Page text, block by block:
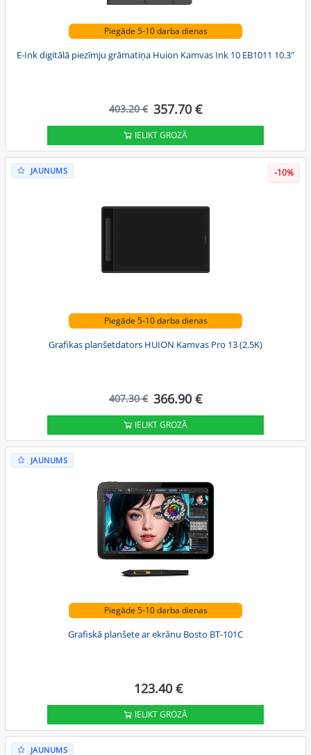
Piegāde 5-10 darba dienas
E-Ink digitālā piezīmju grāmatiņa Huion Kamvas Ink 10 EB1011 10.3"
403.20 € 357.70 €
IELIKT GROZĀ
JAUNUMS -10%
Piegāde 5-10 darba dienas
Grafikas planšetdators HUION Kamvas Pro 13 (2.5K)
407.30 € 366.90 €
IELIKT GROZĀ
JAUNUMS
Piegāde 5-10 darba dienas
Grafiskā planšete ar ekrānu Bosto BT-101C
123.40 €
IELIKT GROZĀ
JAUNUMS